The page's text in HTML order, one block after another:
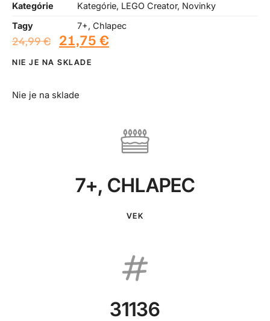
Kategórie
Kategórie, LEGO Creator, Novinky
Tagy
7+, Chlapec
24,99€ 21,75 €
NIE JE NA SKLADE
Nie je na sklade
7+, CHLAPEC
VEK
31136